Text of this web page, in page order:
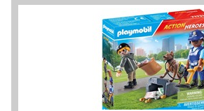
PREIS VON BIS